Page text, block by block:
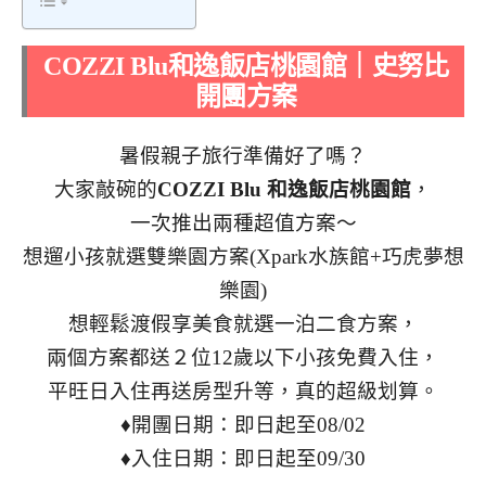
COZZI Blu和逸飯店桃園館｜史努比
開團方案
暑假親子旅行準備好了嗎？
大家敲碗的COZZI Blu 和逸飯店桃園館 ，
一次推出兩種超值方案～
想遛小孩就選雙樂園方案(Xpark水族館+巧虎夢想
樂園)
想輕鬆渡假享美食就選一泊二食方案，
兩個方案都送２位12歲以下小孩免費入住，
平旺日入住再送房型升等，真的超級划算。
♦開團日期：即日起至08/02
♦入住日期：即日起至09/30